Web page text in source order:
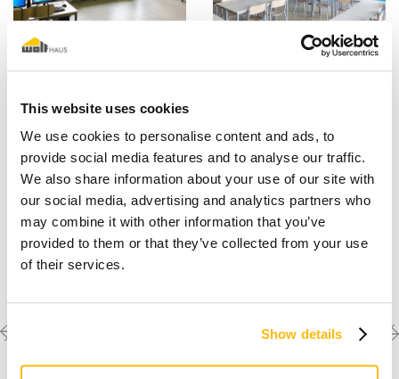
This website uses cookies
We use cookies to personalise content and ads, to
provide social media features and to analyse our traffic.
We also share information about your use of our site with
our social media, advertising and analytics partners who
may combine it with other information that you’ve
provided to them or that they’ve collected from your use
of their services.
Show details
project